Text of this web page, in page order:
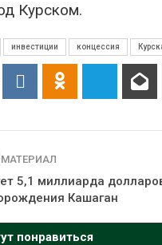
Курском.
инвестиции концессия
5,1 миллиарда
Кашаган
понравиться